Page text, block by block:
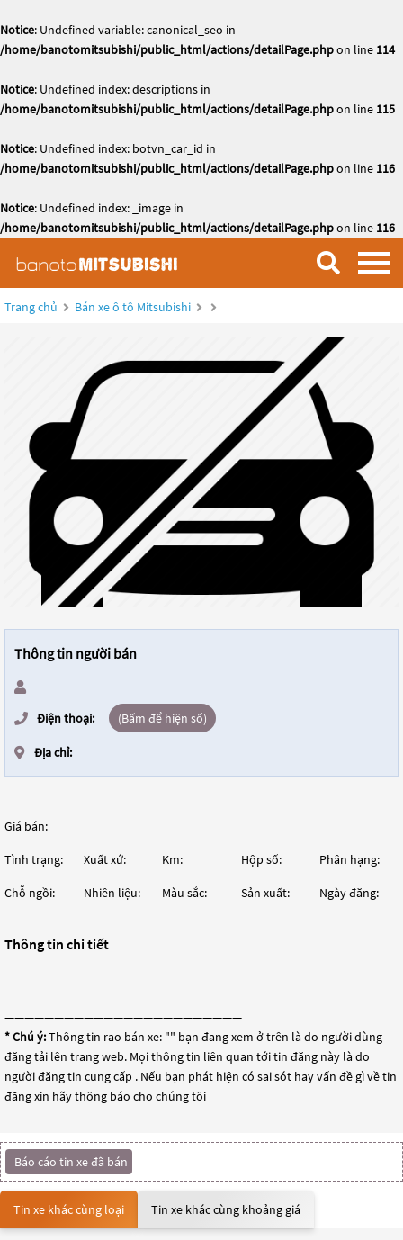
Notice: Undefined variable: canonical_seo in
/home/banotomitsubishi/public_html/actions/detailPage.phpon line 114
Notice: Undefined index: descriptions in
/home/banotomitsubishi/public_html/actions/detailPage.phpon line 115
Notice: Undefined index: botvn_car_id in
/home/banotomitsubishi/public_html/actions/detailPage.phpon line 116
Notice: Undefined index: _image in
/home/banotomitsubishi/public_html/actions/detailPage.phpon line 116
Trang chủ Bán xe ô tô Mitsubishi
Thông tin người bán
Điện thoại: (Bấm để hiện số)
Địa chỉ:
Giá bán:
Tình trạng: Xuất xứ: Km: Hộp số: Phân hạng:
Chỗ ngồi: Nhiên liệu: Màu sắc: Sản xuất: Ngày đăng:
Thông tin chi tiết
————————————————————————
* Chú ý:Thông tin rao bán xe: "" bạn đang xem ở trên là do người dùng
đăng tải lên trang web. Mọi thông tin liên quan tới tin đăng này là do
người đăng tin cung cấp . Nếu bạn phát hiện có sai sót hay vấn đề gì về tin
đăng xin hãy thông báo cho chúng tôi
Báo cáo tin xe đã bán
Tin xe khác cùng loại Tin xe khác cùng khoảng giá